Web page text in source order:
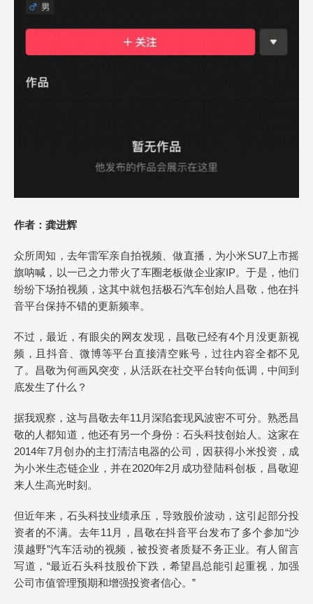
作者：龚进辉
众所周知，去年雷军亲自拍视频、做直播，为小米SU7上市摇
旗呐喊，以一己之力带火了车圈老板做企业家IP。于是，他们
纷纷下场拍视频，这其中就包括极石汽车创始人昌敬，他在抖
音平台保持不错的更新频率。
不过，最近，有眼尖的网友发现，昌敬已经有4个月没更新视
频，且抖音、微博等平台直接清空账号，过往内容全都不见
了。昌敬为何画风突变，从活跃在社交平台转向低调，中间到
底发生了什么？
据我观察，这与昌敬去年11月深陷套现风波密不可分。熟悉昌
敬的人都知道，他还有另一个身份：石头科技创始人。这家在
2014年7月创办的主打清洁电器的公司，因获得小米投资，成
为小米生态链企业，并在2020年2月成功登陆科创板，昌敬迎
来人生高光时刻。
但近年来，石头科技业绩承压，导致股价波动，这引起部分投
资者的不满。去年11月，昌敬在抖音平台发布了多个参加“沙
漠越野”汽车活动的视频，被投资者质疑不务正业。有人留言
写道，“最近石头科技股价下跌，希望昌总能引起重视，加强
公司市值管理预期和增强投资者信心。”